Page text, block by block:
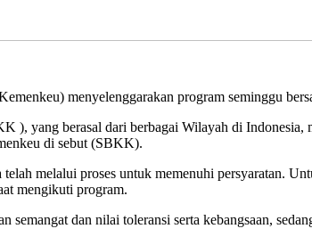
menyelenggarakan program seminggu
), yang berasal dari berbagai Wilayah di
di sebut (SBKK).
melalui proses untuk memenuhi persyaratan.
mengikuti program.
semangat dan nilai toleransi serta kebangsaan,